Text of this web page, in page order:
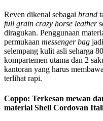
Reven dikenal sebagai brand
full grain crazy horse leather
diragukan. Penggunaan
permukaan messenger bag
selempang kulit asli seharga
kompartemen utama dan 2
kantoran yang harus
terlihat rapi.
Coppo: Terkesan mewan
material Shell Cordovan